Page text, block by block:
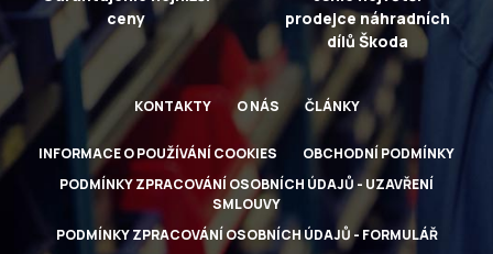
ceny
prodejce náhradních
dílů Škoda
KONTAKTY O NÁS ČLÁNKY
INFORMACE O POUŽÍVÁNÍ COOKIES
OBCHODNÍ PODMÍNKY
PODMÍNKY ZPRACOVÁNÍ OSOBNÍCH ÚDAJŮ - UZAVŘENÍ
SMLOUVY
PODMÍNKY ZPRACOVÁNÍ OSOBNÍCH ÚDAJŮ - FORMULÁŘ